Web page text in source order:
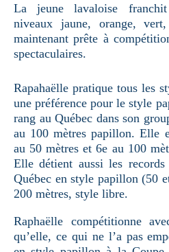
La jeune lavaloise
niveaux jaune, orange,
maintenant prête à
spectaculaires.
Rapahaëlle pratique tous les
une préférence pour le style
rang au Québec dans son
au 100 mètres papillon. Elle
au 50 mètres et 6e au 100
Elle détient aussi les
Québec en style papillon (50
200 mètres, style libre.
Raphaëlle compétitionne
qu’elle, ce qui ne l’a pas